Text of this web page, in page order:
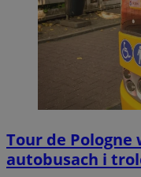
Tour de Pologne
autobusach i